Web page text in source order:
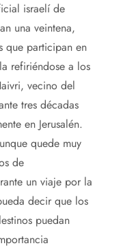
israelí de
una veintena,
que participan en
refiriéndose a los
vecino del
tres décadas
en Jerusalén.
quede muy
de
un viaje por la
decir que los
puedan